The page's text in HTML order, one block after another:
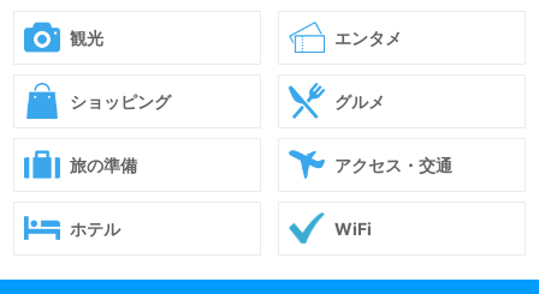
観光 エンタメ
ショッピング グルメ
旅の準備 アクセス・交通
ホテル WiFi